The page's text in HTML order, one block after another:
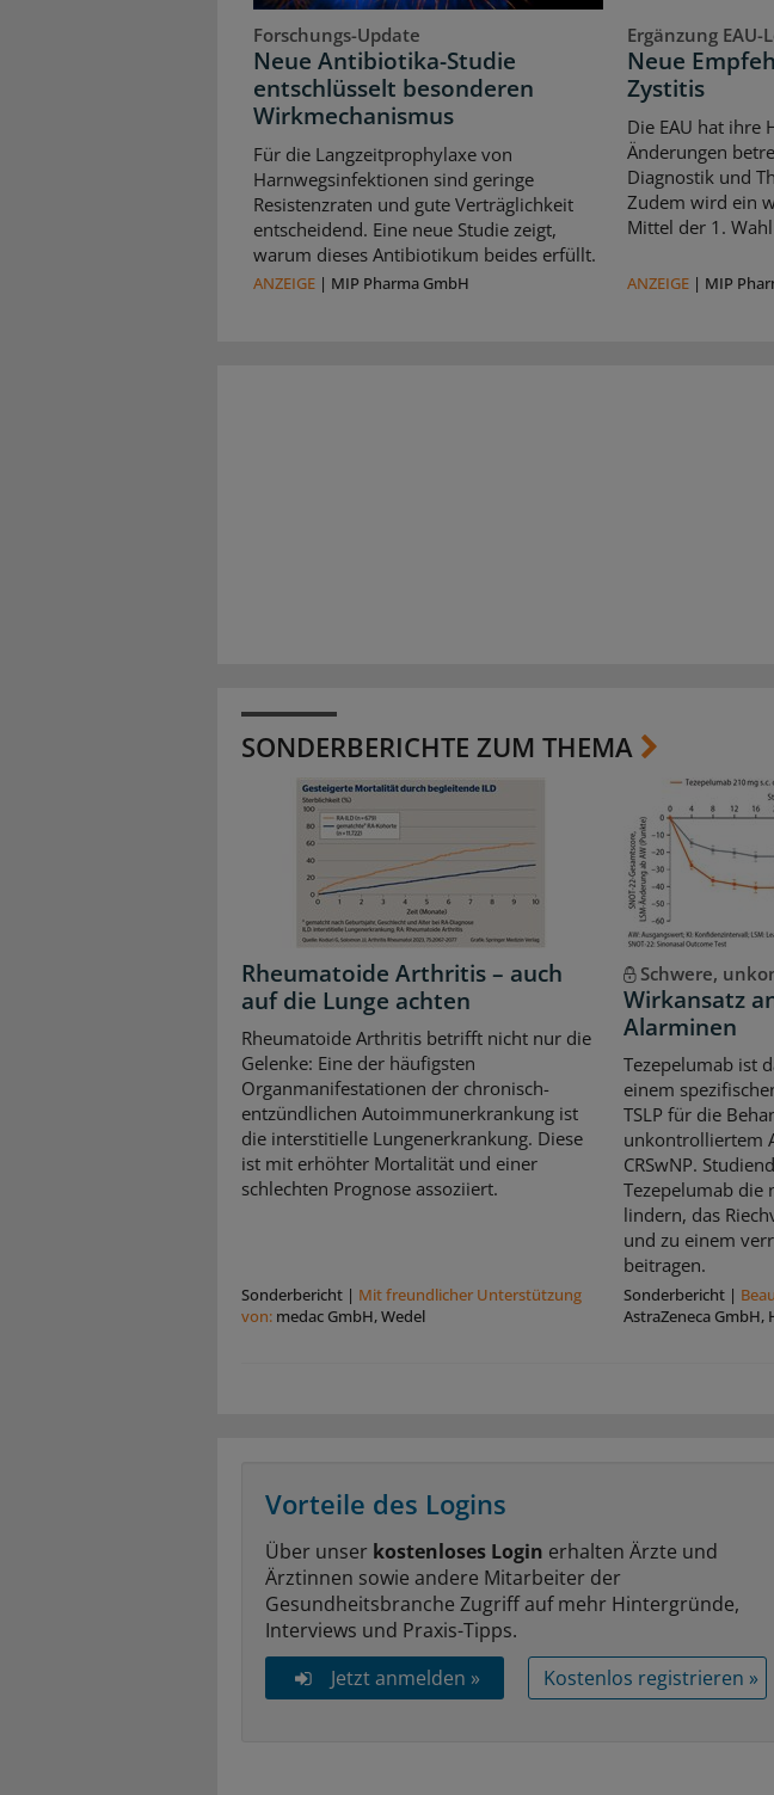
Forschungs-Update
Neue Antibiotika-Studie
entschlüsselt besonderen
Wirkmechanismus
Für die Langzeitprophylaxe von
Harnwegsinfektionen sind geringe
Resistenzraten und gute Verträglichkeit
entscheidend. Eine neue Studie zeigt,
warum dieses Antibiotikum beides erfüllt.
ANZEIGE | MIP Pharma GmbH
Ergänzung
Neue
Zystitis
Die EAU hat ihre
Änderungen
Diagnostik und
Zudem wird ein
Mittel der 1.
ANZEIGE | MIP
SONDERBERICHTE ZUM THEMA
Rheumatoide Arthritis – auch
auf die Lunge achten
Rheumatoide Arthritis betrifft nicht nur die
Gelenke: Eine der häufigsten
Organmanifestationen der chronisch-
entzündlichen Autoimmunerkrankung ist
die interstitielle Lungenerkrankung. Diese
ist mit erhöhter Mortalität und einer
schlechten Prognose assoziiert.
Sonderbericht | Mit freundlicher Unterstützung
von: medac GmbH, Wedel
Schwere,
Wirkansatz
Alarminen
Tezepelumab ist
einem
TSLP für die
unkontrolliertem
CRSwNP.
Tezepelumab die
lindern, das
und zu einem
beitragen.
Sonderbericht|
AstraZeneca GmbH,
Vorteile des Logins
Über unser kostenloses Login erhalten Ärzte und
Ärztinnen sowie andere Mitarbeiter der
Gesundheitsbranche Zugriff auf mehr Hintergründe,
Interviews und Praxis-Tipps.
Jetzt anmelden »
Kostenlos registrieren »